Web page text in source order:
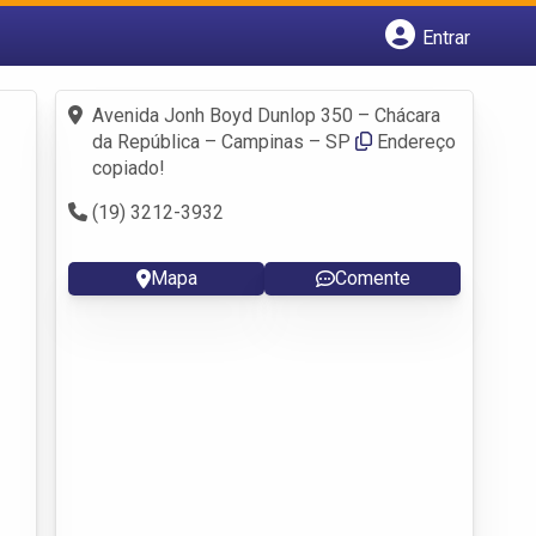
Entrar
Fazer login
Criar conta
Avenida Jonh Boyd Dunlop 350 – Chácara
da República – Campinas – SP
Endereço
copiado!
(19) 3212-3932
Mapa Comente